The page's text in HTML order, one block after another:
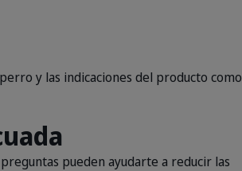
y las indicaciones del producto como
pueden ayudarte a reducir las